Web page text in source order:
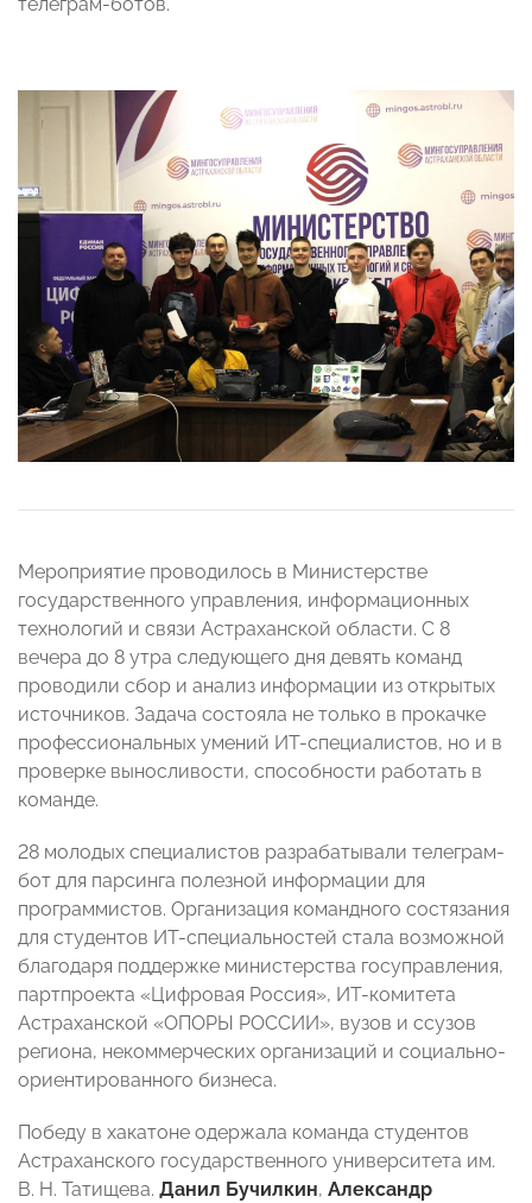
Мероприятие проводилось в Министерстве
государственного управления, информационных
технологий и связи Астраханской области. С 8
вечера до 8 утра следующего дня девять команд
проводили сбор и анализ информации из открытых
источников. Задача состояла не только в прокачке
профессиональных умений ИТ-специалистов, но и в
проверке выносливости, способности работать в
команде.
28 молодых специалистов разрабатывали телеграм-
бот для парсинга полезной информации для
программистов. Организация командного состязания
для студентов ИТ-специальностей стала возможной
благодаря поддержке министерства госуправления,
партпроекта «Цифровая Россия», ИТ-комитета
Астраханской «ОПОРЫ РОССИИ», вузов и ссузов
региона, некоммерческих организаций и социально-
ориентированного бизнеса.
Победу в хакатоне одержала команда студентов
Астраханского государственного университета им.
В. Н. Татищева. Данил Бучилкин, Александр